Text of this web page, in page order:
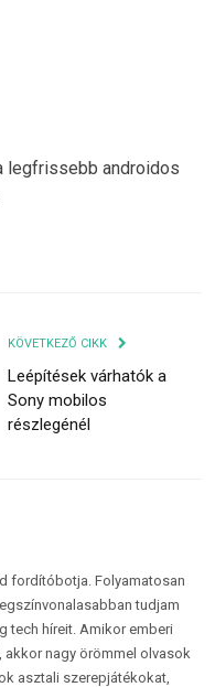
legfrissebb androidos
KÖVETKEZŐ CIKK
Leépítések várhatók a
Sony mobilos
részlegénél
fordítóbotja. Folyamatosan
tudjam
tech híreit. Amikor emberi
akkor nagy örömmel olvasok
asztali szerepjátékokat,